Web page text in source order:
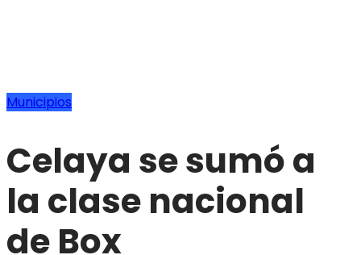
Municipios
Celaya se sumó a
la clase nacional
de Box